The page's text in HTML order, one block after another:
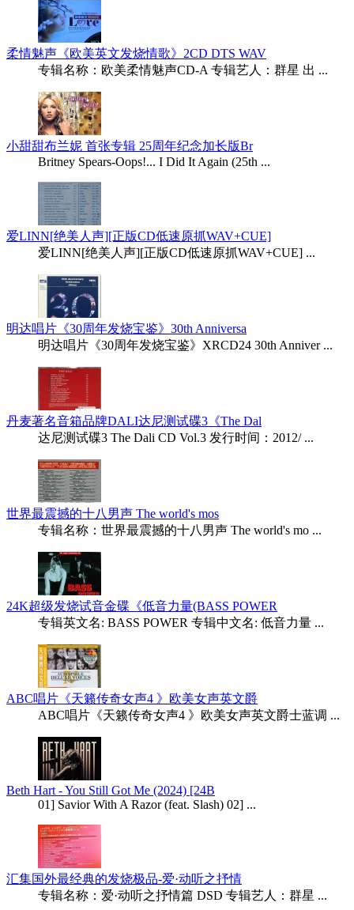
柔情魅声《欧美英文发烧情歌》2CD DTS WAV
专辑名称：欧美柔情魅声CD-A 专辑艺人：群星 出 ...
小甜甜布兰妮 首张专辑 25周年纪念加长版Br
Britney Spears-Oops!... I Did It Again (25th ...
爱LINN[绝美人声][正版CD低速原抓WAV+CUE]
爱LINN[绝美人声][正版CD低速原抓WAV+CUE] ...
明达唱片《30周年发烧宝鉴》30th Anniversa
明达唱片《30周年发烧宝鉴》XRCD24 30th Anniver ...
丹麦著名音箱品牌DALI达尼测试碟3《The Dal
达尼测试碟3 The Dali CD Vol.3 发行时间：2012/ ...
世界最震撼的十八男声 The world's mos
专辑名称：世界最震撼的十八男声 The world's mo ...
24K超级发烧试音金碟《低音力量(BASS POWER
专辑英文名: BASS POWER 专辑中文名: 低音力量 ...
ABC唱片《天籁传奇女声4 》欧美女声英文爵
ABC唱片《天籁传奇女声4 》欧美女声英文爵士蓝调 ...
Beth Hart - You Still Got Me (2024) [24B
01] Savior With A Razor (feat. Slash) 02] ...
汇集国外最经典的发烧极品-爱·动听之抒情
专辑名称：爱·动听之抒情篇 DSD 专辑艺人：群星 ...